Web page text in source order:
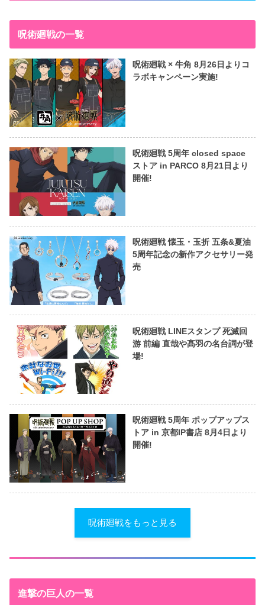
呪術廻戦の一覧
呪術廻戦 × 牛角 8月26日よりコ
ラボキャンペーン実施!
呪術廻戦 5周年 closed space
ストア in PARCO 8月21日より
開催!
呪術廻戦 懐玉・玉折 五条&夏油
5周年記念の新作アクセサリー発
売
呪術廻戦 LINEスタンプ 死滅回
游 前編 直哉や髙羽の名台詞が登
場!
呪術廻戦 5周年 ポップアップス
トア in 京都IP書店 8月4日より
開催!
呪術廻戦をもっと見る
進撃の巨人の一覧